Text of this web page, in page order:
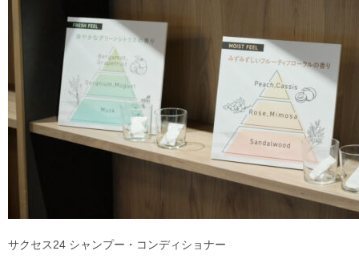
サクセス24 シャンプー・コンディショナー